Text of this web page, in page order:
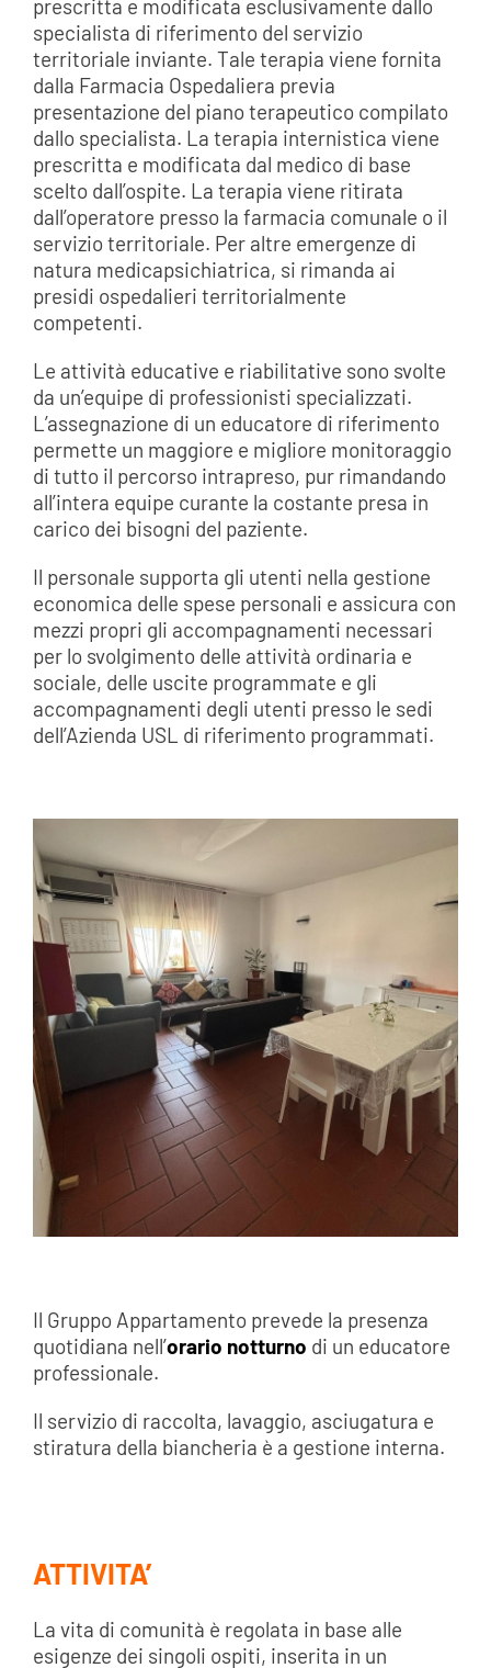
prescritta e modificata esclusivamente dallo
specialista di riferimento del servizio
territoriale inviante. Tale terapia viene fornita
dalla Farmacia Ospedaliera previa
presentazione del piano terapeutico compilato
dallo specialista. La terapia internistica viene
prescritta e modificata dal medico di base
scelto dall’ospite. La terapia viene ritirata
dall’operatore presso la farmacia comunale o il
servizio territoriale. Per altre emergenze di
natura medicapsichiatrica, si rimanda ai
presidi ospedalieri territorialmente
competenti.
Le attività educative e riabilitative sono svolte
da un’equipe di professionisti specializzati.
L’assegnazione di un educatore di riferimento
permette un maggiore e migliore monitoraggio
di tutto il percorso intrapreso, pur rimandando
all’intera equipe curante la costante presa in
carico dei bisogni del paziente.
Il personale supporta gli utenti nella gestione
economica delle spese personali e assicura con
mezzi propri gli accompagnamenti necessari
per lo svolgimento delle attività ordinaria e
sociale, delle uscite programmate e gli
accompagnamenti degli utenti presso le sedi
dell’Azienda USL di riferimento programmati.
Il Gruppo Appartamento prevede la presenza
quotidiana nell’orario notturno di un educatore
professionale.
Il servizio di raccolta, lavaggio, asciugatura e
stiratura della biancheria è a gestione interna.
ATTIVITA’
La vita di comunità è regolata in base alle
esigenze dei singoli ospiti, inserita in un